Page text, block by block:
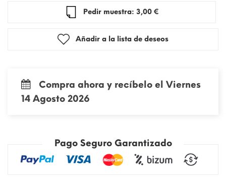
Pedir muestra: 3,00 €
Añadir a la lista de deseos
Compra ahora y recíbelo el Viernes
14 Agosto 2026
Pago Seguro Garantizado